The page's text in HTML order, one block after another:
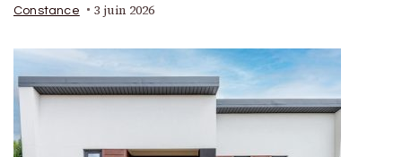
Constance 3 juin 2026